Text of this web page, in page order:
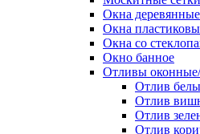
Окна деревянные
Окна
Окна со
Окно банное
Отливы
Отлив
Отлив
Отлив
Отлив